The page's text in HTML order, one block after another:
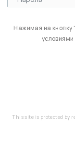
Нажимая на кнопку
условиями
This site is protected by